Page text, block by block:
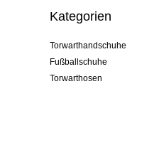
Kategorien
Torwarthandschuhe
Fußballschuhe
Torwarthosen